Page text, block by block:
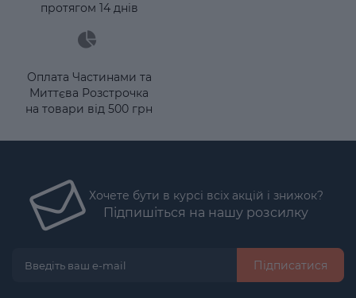
протягом 14 днів
Оплата Частинами та
Миттєва Розстрочка
на товари від 500 грн
Хочете бути в курсі всіх акцій і знижок?
Підпишіться на нашу розсилку
Підписатися